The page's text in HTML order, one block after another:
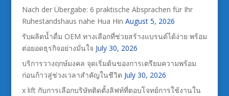
Nach der Übergabe: 6 praktische Absprachen für Ihr
Ruhestandshaus nahe Hua Hin August 5, 2026
รับผลิตน้ำดื่ม OEM ทางเลือกที่ช่วยสร้างแบรนด์ได้ง่าย พร้อม
ต่อยอดธุรกิจอย่างมั่นใจ July 30, 2026
บริการวางฤกษ์มงคล จุดเริ่มต้นของการเตรียมความพร้อม
ก่อนก้าวสู่ช่วงเวลาสำคัญในชีวิต July 30, 2026
x lift กับการเลือกบริษัทติดตั้งลิฟท์ที่ตอบโจทย์การใช้งานใน